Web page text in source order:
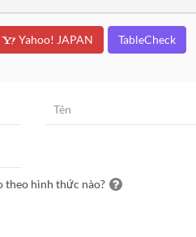
Yahoo! JAPAN TableCheck
theo hình thức nào?